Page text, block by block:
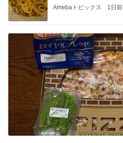
Amebaトピックス 1日前